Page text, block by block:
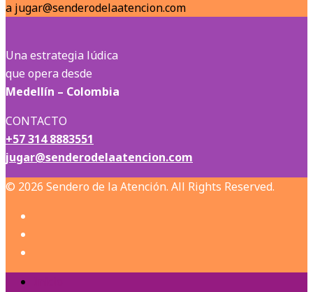
a jugar@senderodelaatencion.com
Una estrategia lúdica
que opera desde
Medellín – Colombia
CONTACTO
+57 314 8883551
jugar@senderodelaatencion.com
© 2026 Sendero de la Atención. All Rights Reserved.